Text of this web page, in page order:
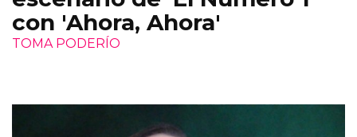
con 'Ahora, Ahora'
TOMA PODERÍO